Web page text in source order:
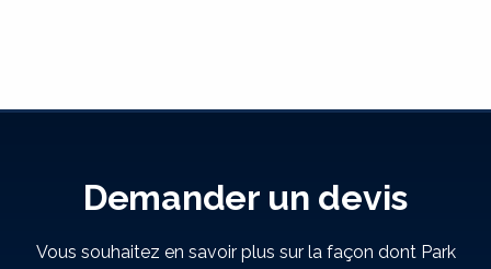
Demander un devis
Vous souhaitez en savoir plus sur la façon dont Park